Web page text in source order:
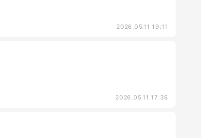
2026.05.11 19:11
2026.05.11 17:35